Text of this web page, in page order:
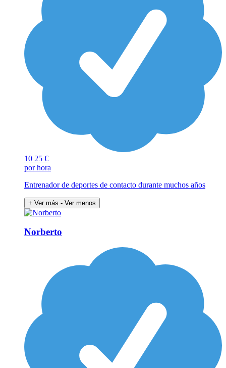
10 25 €
por hora
Entrenador de deportes de contacto durante muchos años
+ Ver más - Ver menos
Norberto